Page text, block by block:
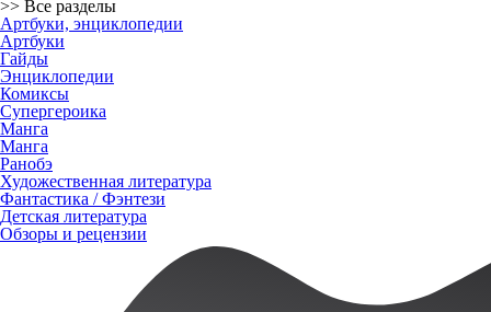
>> Все разделы
Артбуки, энциклопедии
Артбуки
Гайды
Энциклопедии
Комиксы
Супергероика
Манга
Манга
Ранобэ
Художественная литература
Фантастика / Фэнтези
Детская литература
Обзоры и рецензии